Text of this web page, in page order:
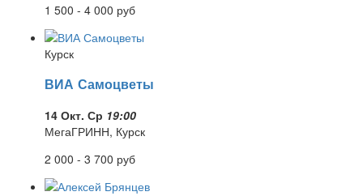
1 500 - 4 000 руб
Курск
ВИА Самоцветы
14 Окт. Ср 19:00
МегаГРИНН, Курск
2 000 - 3 700 руб